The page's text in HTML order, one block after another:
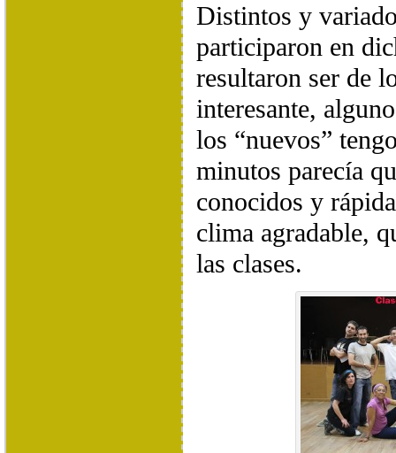
Distintos y
participaron en
resultaron ser de
interesante,
los “nuevos”
minutos parecía
conocidos y
clima agradable,
las clases.